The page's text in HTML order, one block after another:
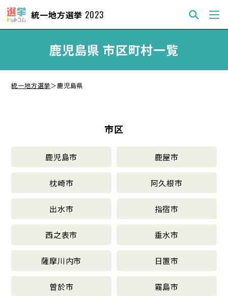
統一地方選挙 2023
鹿児島県 市区町村一覧
統一地方選挙＞鹿児島県
市区
鹿児島市 鹿屋市
枕崎市 阿久根市
出水市 指宿市
西之表市 垂水市
薩摩川内市 日置市
曽於市 霧島市